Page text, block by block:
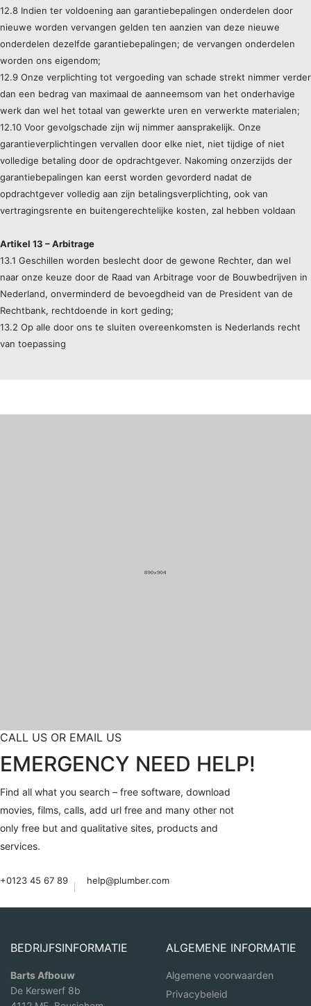
12.8 Indien ter voldoening aan garantiebepalingen onderdelen door
nieuwe worden vervangen gelden ten aanzien van deze nieuwe
onderdelen dezelfde garantiebepalingen; de vervangen onderdelen
worden ons eigendom;
12.9 Onze verplichting tot vergoeding van schade strekt nimmer verder
dan een bedrag van maximaal de aanneemsom van het onderhavige
werk dan wel het totaal van gewerkte uren en verwerkte materialen;
12.10 Voor gevolgschade zijn wij nimmer aansprakelijk. Onze
garantieverplichtingen vervallen door elke niet, niet tijdige of niet
volledige betaling door de opdrachtgever. Nakoming onzerzijds der
garantiebepalingen kan eerst worden gevorderd nadat de
opdrachtgever volledig aan zijn betalingsverplichting, ook van
vertragingsrente en buitengerechtelijke kosten, zal hebben voldaan
Artikel 13 – Arbitrage
13.1 Geschillen worden beslecht door de gewone Rechter, dan wel
naar onze keuze door de Raad van Arbitrage voor de Bouwbedrijven in
Nederland, onverminderd de bevoegdheid van de President van de
Rechtbank, rechtdoende in kort geding;
13.2 Op alle door ons te sluiten overeenkomsten is Nederlands recht
van toepassing
CALL US OR EMAIL US
EMERGENCY NEED HELP!
Find all what you search – free software, download
movies, films, calls, add url free and many other not
only free but and qualitative sites, products and
services.
+0123 45 67 89 help@plumber.com
BEDRIJFSINFORMATIE
Barts Afbouw
De Kerswerf 8b
ALGEMENE INFORMATIE
Algemene voorwaarden
Privacybeleid